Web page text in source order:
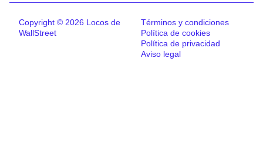
Copyright © 2026 Locos de
WallStreet
Términos y condiciones
Política de cookies
Política de privacidad
Aviso legal